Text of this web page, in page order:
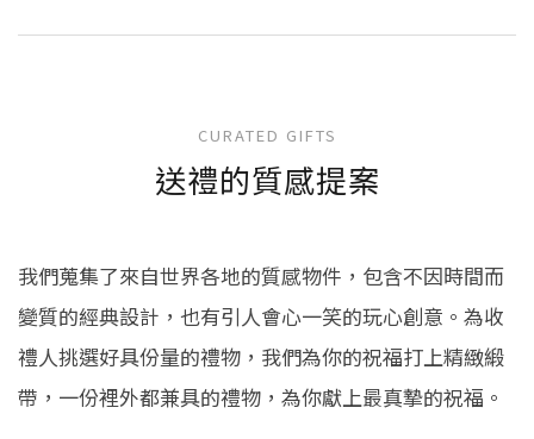
CURATED GIFTS
送禮的質感提案
我們蒐集了來自世界各地的質感物件，包含不因時間而
變質的經典設計，也有引人會心一笑的玩心創意。為收
禮人挑選好具份量的禮物，我們為你的祝福打上精緻緞
帶，一份裡外都兼具的禮物，為你獻上最真摯的祝福。